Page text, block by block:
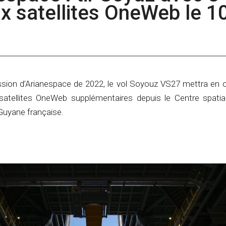
satellites OneWeb le
d’Arianespace de 2022, le vol Soyouz VS27 mettra en
OneWeb supplémentaires depuis le Centre
française.